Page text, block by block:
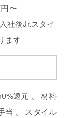
〜
社後Jr.スタイ
ます
還元 、 材料
当 、 スタイル